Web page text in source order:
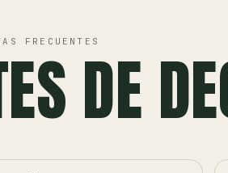
FRECUENTESDE